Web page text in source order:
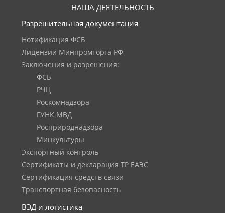
НАША ДЕЯТЕЛЬНОСТЬ
Разрешительная документация
Нотификация ФСБ
Лицензии Минпромторга РФ
Заключения и разрешения:
ФСБ
РЧЦ
Роскомнадзора
ГУНК МВД
Росприроднадзора
Минкультуры
Экспортный контроль
Сертификаты и декларация ТР ЕАЭС
Сертификация средств связи
Транспортная безопасность
ВЭД и логистика